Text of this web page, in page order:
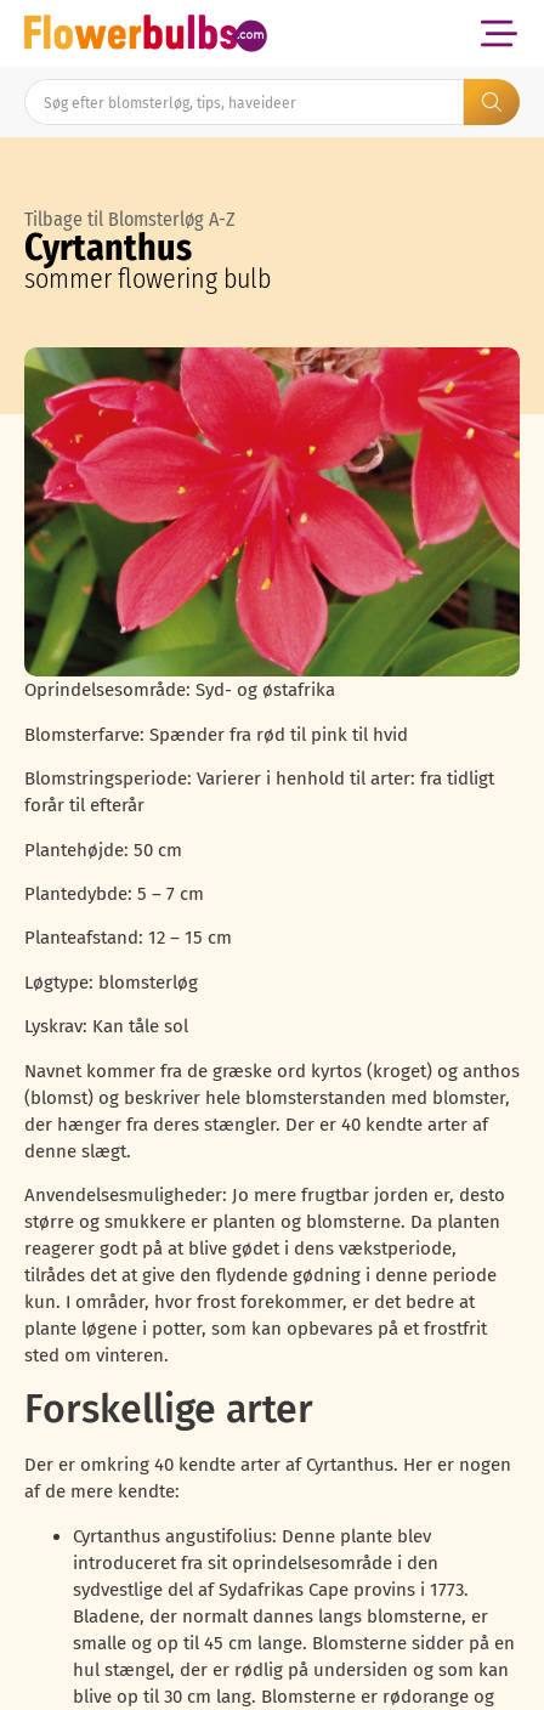
Tilbage til Blomsterløg A-Z
Cyrtanthus
sommer flowering bulb
Oprindelsesområde: Syd- og østafrika
Blomsterfarve: Spænder fra rød til pink til hvid
Blomstringsperiode: Varierer i henhold til arter: fra tidligt
forår til efterår
Plantehøjde: 50 cm
Plantedybde: 5 – 7 cm
Planteafstand: 12 – 15 cm
Løgtype: blomsterløg
Lyskrav: Kan tåle sol
Navnet kommer fra de græske ord kyrtos (kroget) og anthos
(blomst) og beskriver hele blomsterstanden med blomster,
der hænger fra deres stængler. Der er 40 kendte arter af
denne slægt.
Anvendelsesmuligheder: Jo mere frugtbar jorden er, desto
større og smukkere er planten og blomsterne. Da planten
reagerer godt på at blive gødet i dens vækstperiode,
tilrådes det at give den flydende gødning i denne periode
kun. I områder, hvor frost forekommer, er det bedre at
plante løgene i potter, som kan opbevares på et frostfrit
sted om vinteren.
Forskellige arter
Der er omkring 40 kendte arter af Cyrtanthus. Her er nogen
af de mere kendte:
Cyrtanthus angustifolius: Denne plante blev
introduceret fra sit oprindelsesområde i den
sydvestlige del af Sydafrikas Cape provins i 1773.
Bladene, der normalt dannes langs blomsterne, er
smalle og op til 45 cm lange. Blomsterne sidder på en
hul stængel, der er rødlig på undersiden og som kan
blive op til 30 cm lang. Blomsterne er rødorange og